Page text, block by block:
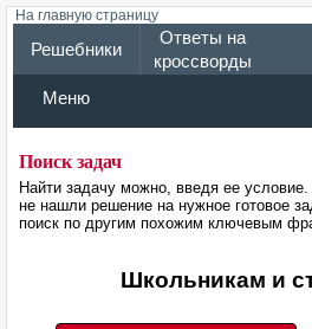
На главную страницу
Решебники
Ответы на
кроссворды
Меню
Поиск задач
Найти задачу можно, введя ее
не нашли решение на нужное готовое
поиск по другим похожим ключевым
Школьникам и